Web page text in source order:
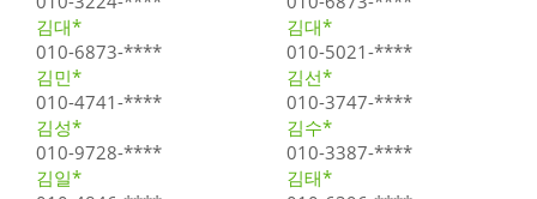
김대*
010-6873-****
김대*
010-5021-****
김민*
010-4741-****
김선*
010-3747-****
김성*
010-9728-****
김수*
010-3387-****
김일*
김태*